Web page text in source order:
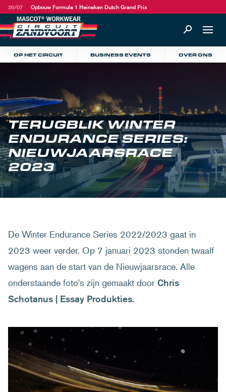
20/07 Opbouw Formula 1 Heineken Dutch Grand Prix
OP HET CIRCUIT BUSINESS EVENTS OVER ONS
TERUGBLIK WINTER
ENDURANCE SERIES:
NIEUWJAARSRACE
2023
De Winter Endurance Series 2022/2023 gaat in
2023 weer verder. Op 7 januari 2023 stonden twaalf
wagens aan de start van de Nieuwjaarsrace. Alle
onderstaande foto's zijn gemaakt door Chris
Schotanus | Essay Produkties.